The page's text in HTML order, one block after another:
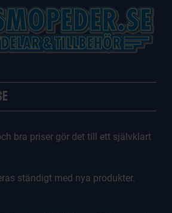
bra priser gör det till ett självklart
ständigt med nya produkter.